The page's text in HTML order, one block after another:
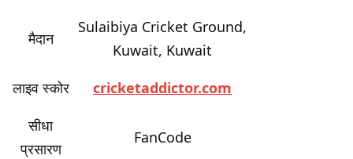
मैदान
Sulaibiya Cricket Ground,
Kuwait, Kuwait
लाइव स्कोर
cricketaddictor.com
सीधा
प्रसारण
FanCode